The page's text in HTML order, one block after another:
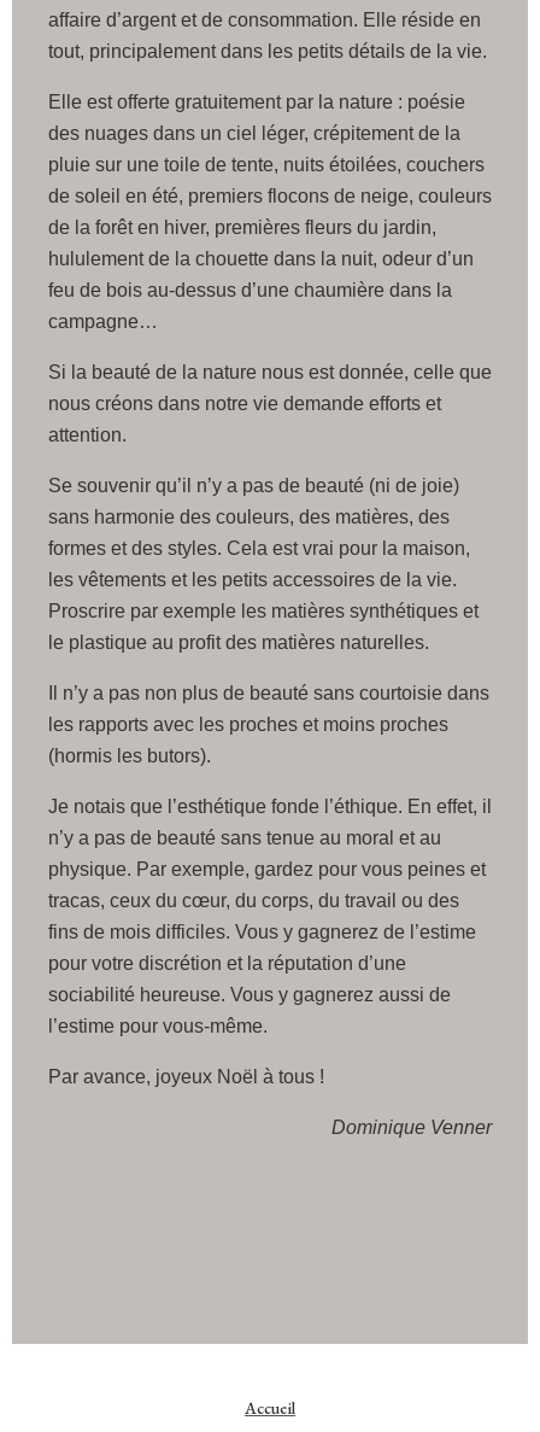
affaire d’argent et de consommation. Elle réside en
tout, principalement dans les petits détails de la vie.
Elle est offerte gratuitement par la nature : poésie
des nuages dans un ciel léger, crépitement de la
pluie sur une toile de tente, nuits étoilées, couchers
de soleil en été, premiers flocons de neige, couleurs
de la forêt en hiver, premières fleurs du jardin,
hululement de la chouette dans la nuit, odeur d’un
feu de bois au-dessus d’une chaumière dans la
campagne…
Si la beauté de la nature nous est donnée, celle que
nous créons dans notre vie demande efforts et
attention.
Se souvenir qu’il n’y a pas de beauté (ni de joie)
sans harmonie des couleurs, des matières, des
formes et des styles. Cela est vrai pour la maison,
les vêtements et les petits accessoires de la vie.
Proscrire par exemple les matières synthétiques et
le plastique au profit des matières naturelles.
Il n’y a pas non plus de beauté sans courtoisie dans
les rapports avec les proches et moins proches
(hormis les butors).
Je notais que l’esthétique fonde l’éthique. En effet, il
n’y a pas de beauté sans tenue au moral et au
physique. Par exemple, gardez pour vous peines et
tracas, ceux du cœur, du corps, du travail ou des
fins de mois difficiles. Vous y gagnerez de l’estime
pour votre discrétion et la réputation d’une
sociabilité heureuse. Vous y gagnerez aussi de
l’estime pour vous-même.
Par avance, joyeux Noël à tous !
Dominique Venner
Accueil